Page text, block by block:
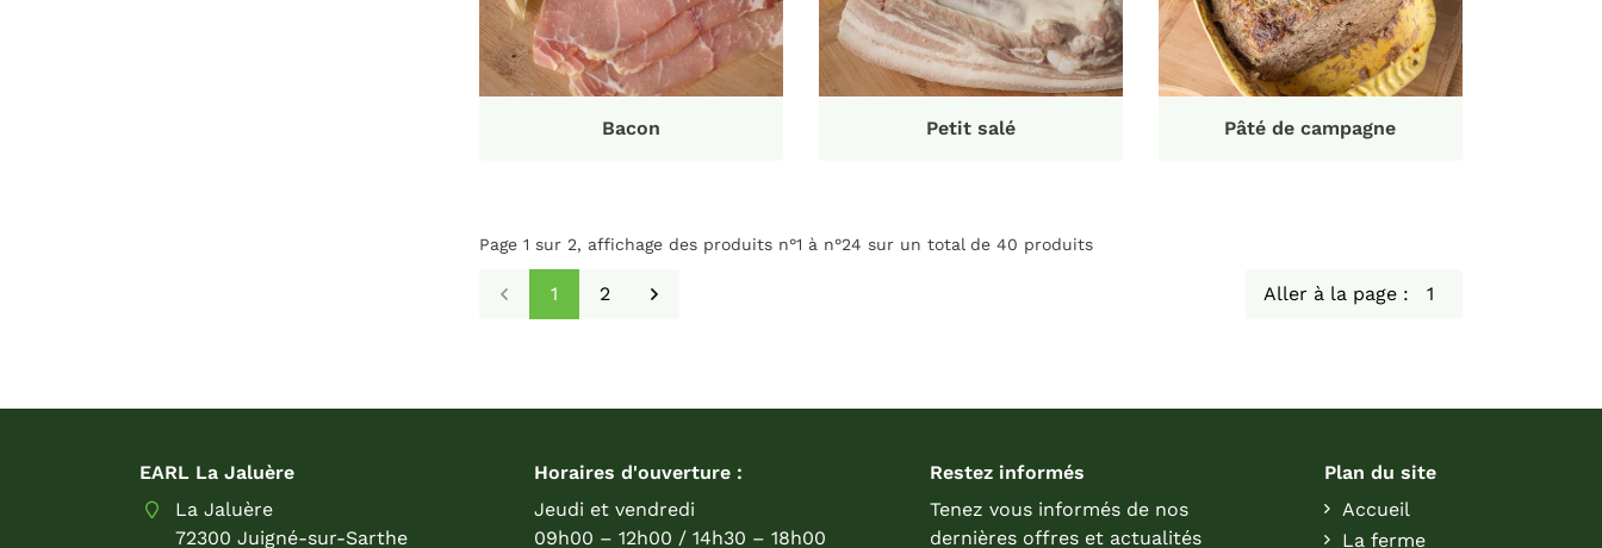
Bacon Petit salé Pâté de campagne
Page 1 sur 2, affichage des produits n°1 à n°24 sur un total de 40 produits
1 2 Aller à la page :
EARL La Jaluère
La Jaluère
72300 Juigné-sur-Sarthe
Horaires d'ouverture :
Jeudi et vendredi
09h00 – 12h00 / 14h30 – 18h00
Restez informés
Tenez vous informés de nos
dernières offres et actualités
Plan du site
Accueil
La ferme